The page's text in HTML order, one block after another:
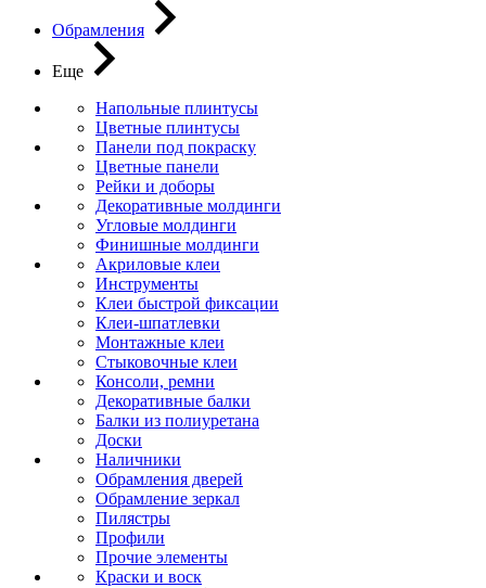
Обрамления
Еще
Напольные плинтусы
Цветные плинтусы
Панели под покраску
Цветные панели
Рейки и доборы
Декоративные молдинги
Угловые молдинги
Финишные молдинги
Акриловые клеи
Инструменты
Клеи быстрой фиксации
Клеи-шпатлевки
Монтажные клеи
Стыковочные клеи
Консоли, ремни
Декоративные балки
Балки из полиуретана
Доски
Наличники
Обрамления дверей
Обрамление зеркал
Пилястры
Профили
Прочие элементы
Краски и воск